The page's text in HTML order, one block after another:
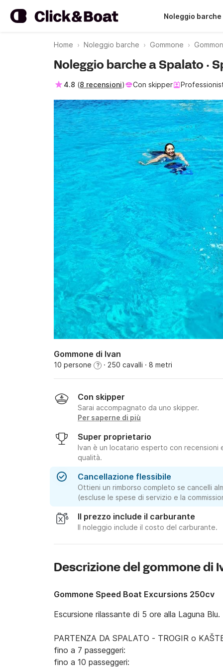
Noleggio barche
Home Noleggio barche Gommone
Noleggio barche a Spalato ·
4.8 (8 recensioni) Con skipper
Gommone di Ivan
10 persone ? · 250 cavalli · 8 metri
Con skipper
Sarai accompagnato da uno skipper.
Per saperne di più
Super proprietario
Ivan è un locatario esperto con recensioni
qualità.
Cancellazione flessibile
Ottieni un rimborso completo se cancelli
(escluse le spese di servizio e la
Il prezzo include il carburante
Il noleggio include il costo del carburante.
Descrizione del gommone di
Gommone Speed Boat Excursions 250cv
Escursione rilassante di 5 ore alla Laguna Blu.
PARTENZA DA SPALATO - TROGIR o
fino a 7 passeggeri:
fino a 10 passeggeri: